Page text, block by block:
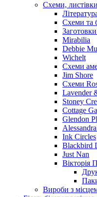
Схеми,
Схеми та
Mirabilia
Debbie
Wichelt
Схеми
Jim Shore
Cхеми
Lavender
Stoney
Cottage
Glendon
Ink Circles
Blackbird
Just Nan
Вікторія
Вироби з